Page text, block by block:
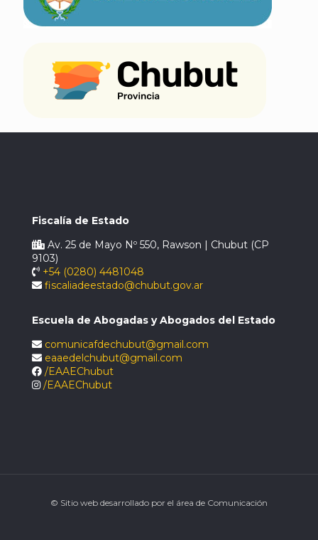
Fiscalía de Estado
Av. 25 de Mayo Nº 550, Rawson | Chubut (CP
9103)
+54 (0280) 4481048
fiscaliadeestado@chubut.gov.ar
Escuela de Abogadas y Abogados del Estado
comunicafdechubut@gmail.com
eaaedelchubut@gmail.com
/EAAEChubut
/EAAEChubut
© Sitio web desarrollado por el área de Comunicación